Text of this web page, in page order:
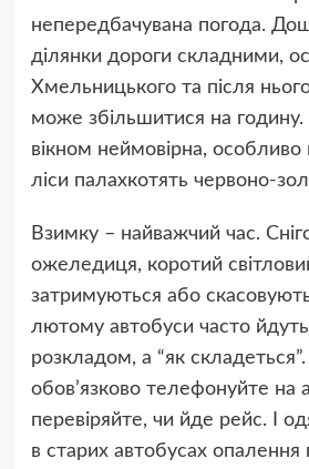
непередбачувана погода.
ділянки дороги складними,
Хмельницького та після
може збільшитися на
вікном неймовірна, особливо
ліси палахкотять червоно-
Взимку – найважчий час.
ожеледиця, коротий
затримуються або
лютому автобуси часто
розкладом, а “як
обов’язково телефонуйте на
перевіряйте, чи йде рейс. І
в старих автобусах